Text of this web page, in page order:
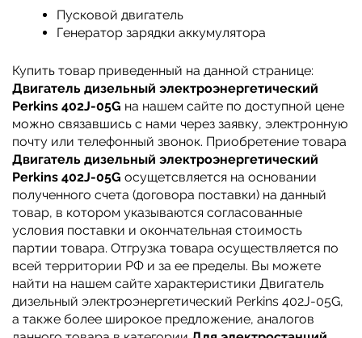
Пусковой двигатель
Генератор зарядки аккумулятора
Купить товар приведенный на данной странице:
Двигатель дизельный электроэнергетический
Perkins 402J-05G на нашем сайте по доступной цене
можно связавшись с нами через заявку, электронную
почту или телефонный звонок. Приобретение товара
Двигатель дизельный электроэнергетический
Perkins 402J-05G осущетсвляется на основании
полученного счета (договора поставки) на данный
товар, в котором указываются согласованные
условия поставки и окончательная стоимость
партии товара. Отгрузка товара осуществляется по
всей территории РФ и за ее пределы. Вы можете
найти на нашем сайте характеристики Двигатель
дизельный электроэнергетический Perkins 402J-05G,
а также более широкое предложение, аналогов